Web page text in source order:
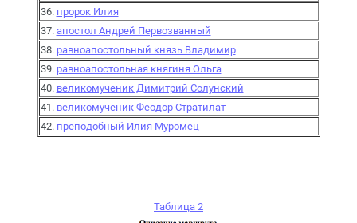
36. пророк Илия
37. апостол Андрей Первозванный
38. равноапостольный князь Владимир
39. равноапостольная княгиня Ольга
40. великомученик Димитрий Солунский
41. великомученик Феодор Стратилат
42. преподобный Илия Муромец
Таблица 2